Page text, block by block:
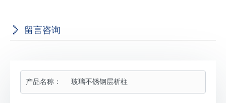
留言咨询
产品名称： 玻璃不锈钢层析柱